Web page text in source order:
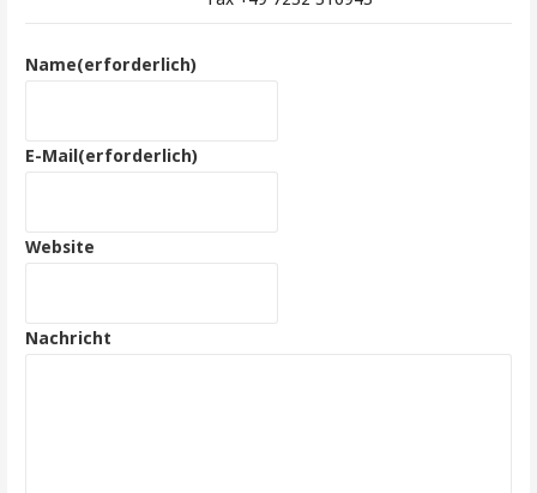
Name(erforderlich)
E-Mail(erforderlich)
Website
Nachricht